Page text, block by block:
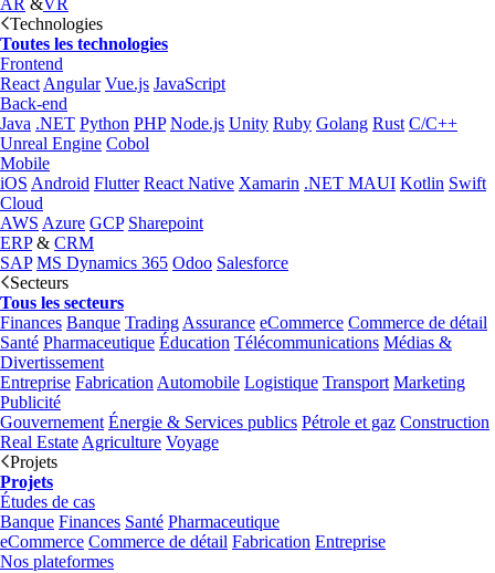
AR &VR
Technologies
Toutes les technologies
Frontend
React Angular Vue.js JavaScript
Back-end
Java .NET Python PHP Node.js Unity Ruby Golang Rust C/C++
Unreal Engine Cobol
Mobile
iOS Android Flutter React Native Xamarin .NET MAUI Kotlin Swift
Cloud
AWS Azure GCP Sharepoint
ERP& CRM
SAP MS Dynamics 365 Odoo Salesforce
Secteurs
Tous les secteurs
Finances Banque Trading Assurance eCommerce Commerce de détail
Santé Pharmaceutique Éducation Télécommunications Médias &
Divertissement
Entreprise Fabrication Automobile Logistique Transport Marketing
Publicité
Gouvernement Énergie & Services publics Pétrole et gaz Construction
Real Estate Agriculture Voyage
Projets
Projets
Études de cas
Banque Finances Santé Pharmaceutique
eCommerce Commerce de détail Fabrication Entreprise
Nos plateformes